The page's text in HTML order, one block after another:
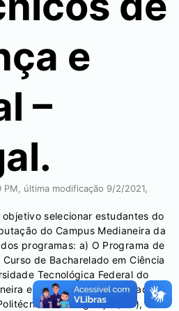
e
–
PM , última modificação 9/2/2021,
selecionar estudantes do
do Campus Medianeira da
programas: a) O Programa de
de Bacharelado em Ciência
Tecnológica Federal do
e o programa de Mestrado
de Bragança (IPB),